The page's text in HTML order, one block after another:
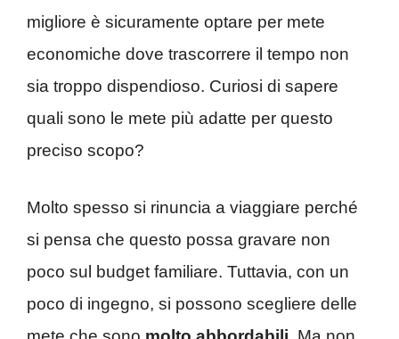
migliore è sicuramente optare per mete
economiche dove trascorrere il tempo non
sia troppo dispendioso. Curiosi di sapere
quali sono le mete più adatte per questo
preciso scopo?
Molto spesso si rinuncia a viaggiare perché
si pensa che questo possa gravare non
poco sul budget familiare. Tuttavia, con un
poco di ingegno, si possono scegliere delle